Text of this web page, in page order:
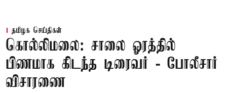
தமிழக செய்திகள்
கொல்லிமலை: சாலை ஓரத்தில்
பிணமாக கிடந்த டிரைவர் - போலீசார்
விசாரணை